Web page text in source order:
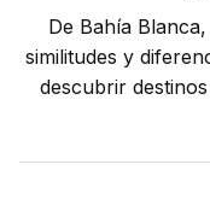
De Bahía
similitudes y
descubrir